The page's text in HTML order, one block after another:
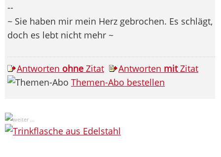
--
~ Sie haben mir mein Herz gebrochen. Es schlägt,
doch es lebt nicht mehr ~
Antworten ohne Zitat Antworten mitZitat
Themen-Abo bestellen